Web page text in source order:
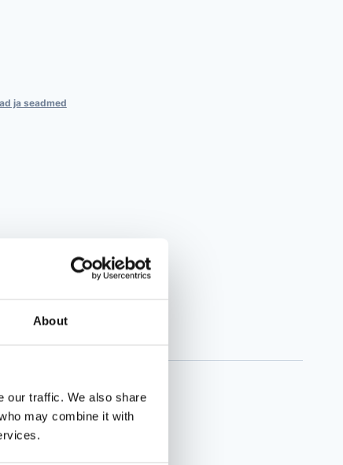
About
our traffic. We also share
may combine it with
ja seadmed